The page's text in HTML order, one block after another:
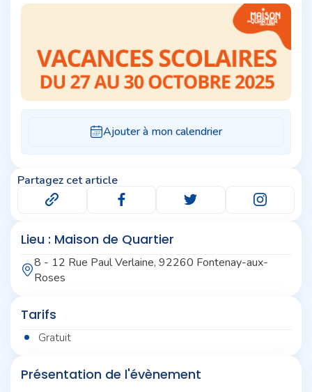
Partagez cet article
Lieu : Maison de Quartier
8 - 12 Rue Paul Verlaine, 92260 Fontenay-aux-
Roses
Tarifs
Gratuit
Présentation de l'évènement